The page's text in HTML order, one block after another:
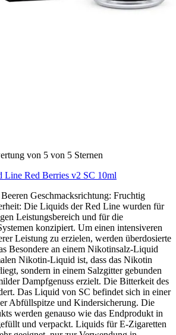
von 5 von 5 Sternen
Red Berries v2 SC 10ml
Geschmacksrichtung: Fruchtig
Die Liquids der Red Line wurden für
Leistungsbereich und für die
konzipiert. Um einen intensiveren
Leistung zu erzielen, werden überdosierte
Besondere an einem Nikotinsalz-Liquid
Nikotin-Liquid ist, dass das Nikotin
sondern in einem Salzgitter gebunden
Dampfgenuss erzielt. Die Bitterkeit des
Das Liquid von SC befindet sich in einer
Abfüllspitze und Kindersicherung. Die
werden genauso wie das Endprodukt in
und verpackt. Liquids für E-Zigaretten